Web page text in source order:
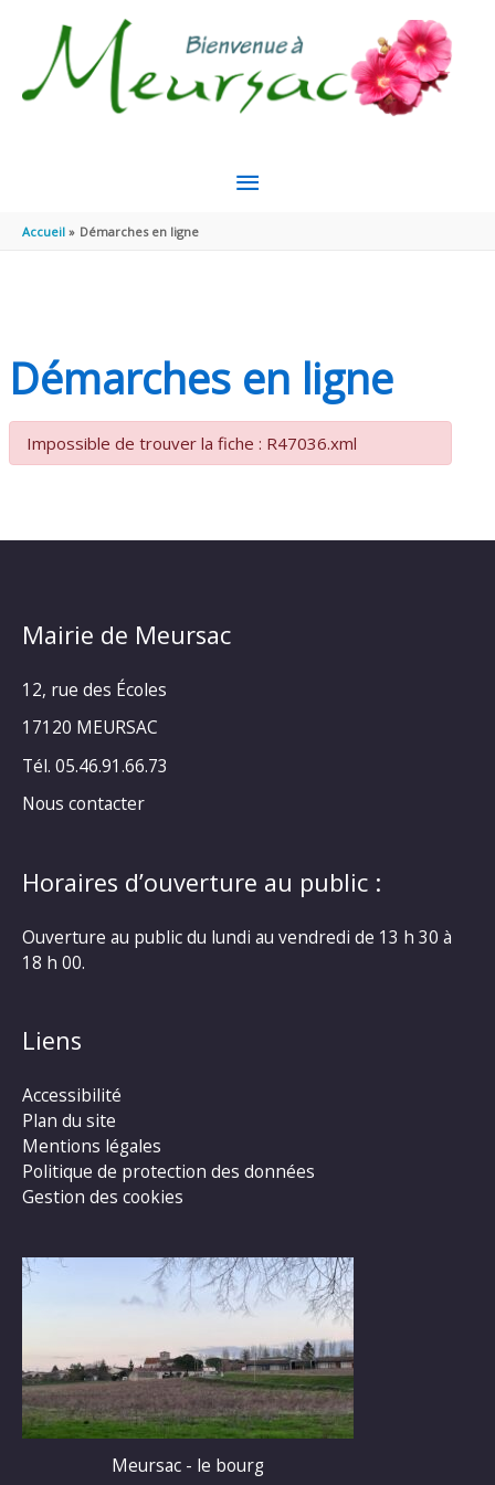
MENU
Accueil Démarches en ligne
Démarches en ligne
Impossible de trouver la fiche : R47036.xml
Mairie de Meursac
12, rue des Écoles
17120 MEURSAC
Tél. 05.46.91.66.73
Nous contacter
Horaires d’ouverture au public :
Ouverture au public du lundi au vendredi de 13 h 30 à
18 h 00.
Liens
Accessibilité
Plan du site
Mentions légales
Politique de protection des données
Gestion des cookies
Meursac - le bourg